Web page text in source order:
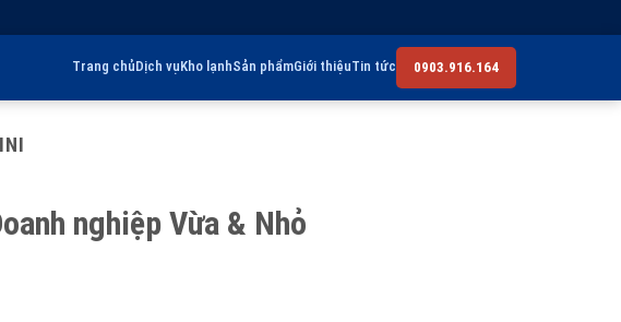
Trang chủDịch vụKho lạnhSản phẩmGiới thiệuTin tức 0903.916.164
nghiệp Vừa & Nhỏ